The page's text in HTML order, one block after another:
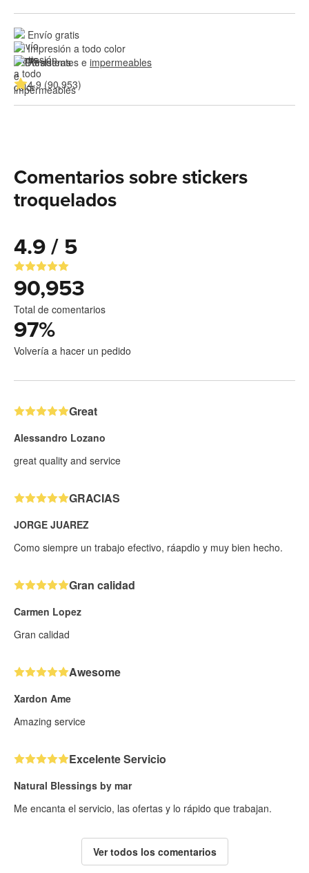
Envío gratis
Impresión a todo color
Resistentes e impermeables
4.9 (90,953)
Comentarios sobre stickers
troquelados
4.9 / 5
90,953
Total de comentarios
97%
Volvería a hacer un pedido
Great
Alessandro Lozano
great quality and service
GRACIAS
JORGE JUAREZ
Como siempre un trabajo efectivo, ráapdio y muy bien hecho.
Gran calidad
Carmen Lopez
Gran calidad
Awesome
Xardon Ame
Amazing service
Excelente Servicio
Natural Blessings by mar
Me encanta el servicio, las ofertas y lo rápido que trabajan.
Ver todos los comentarios